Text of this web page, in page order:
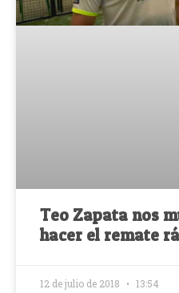
Teo Zapata nos
hacer el remate
12 de julio de 2018 13:54